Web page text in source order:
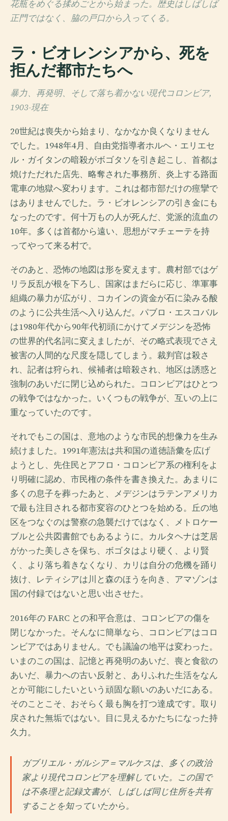
花瓶をめぐる揉めごとから始まった。歴史はしばしば
正門ではなく、脇の戸口から入ってくる。
ラ・ビオレンシアから、死を
拒んだ都市たちへ
暴力、再発明、そして落ち着かない現代コロンビア,
1903-現在
20世紀は喪失から始まり、なかなか良くなりません
でした。1948年4月、自由党指導者ホルヘ・エリエセ
ル・ガイタンの暗殺がボゴタソを引き起こし、首都は
焼けただれた店先、略奪された事務所、炎上する路面
電車の地獄へ変わります。これは都市部だけの痙攣で
はありませんでした。ラ・ビオレンシアの引き金にも
なったのです。何十万もの人が死んだ、党派的流血の
10年。多くは首都から遠い、思想がマチェーテを持
ってやって来る村で。
そのあと、恐怖の地図は形を変えます。農村部ではゲ
リラ反乱が根を下ろし、国家はまだらに応じ、準軍事
組織の暴力が広がり、コカインの資金が石に染みる酸
のように公共生活へ入り込んだ。パブロ・エスコバル
は1980年代から90年代初頭にかけてメデジンを恐怖
の世界的代名詞に変えましたが、その略式表現でさえ
被害の人間的な尺度を隠してしまう。裁判官は殺さ
れ、記者は狩られ、候補者は暗殺され、地区は誘惑と
強制のあいだに閉じ込められた。コロンビアはひとつ
の戦争ではなかった。いくつもの戦争が、互いの上に
重なっていたのです。
それでもこの国は、意地のような市民的想像力を生み
続けました。1991年憲法は共和国の道徳語彙を広げ
ようとし、先住民とアフロ・コロンビア系の権利をよ
り明確に認め、市民権の条件を書き換えた。あまりに
多くの息子を葬ったあと、メデジンはラテンアメリカ
で最も注目される都市変容のひとつを始める。丘の地
区をつなぐのは警察の急襲だけではなく、メトロケー
ブルと公共図書館でもあるように。カルタヘナは芝居
がかった美しさを保ち、ボゴタはより硬く、より賢
く、より落ち着きなくなり、カリは自分の危機を踊り
抜け、レティシアは川と森のほうを向き、アマゾンは
国の付録ではないと思い出させた。
2016年の FARC との和平合意は、コロンビアの傷を
閉じなかった。そんなに簡単なら、コロンビアはコロ
ンビアではありません。でも議論の地平は変わった。
いまのこの国は、記憶と再発明のあいだ、喪と食欲の
あいだ、暴力への古い反射と、ありふれた生活をなん
とか可能にしたいという頑固な願いのあいだにある。
そのことこそ、おそらく最も胸を打つ達成です。取り
戻された無垢ではない。目に見えるかたちになった持
久力。
ガブリエル・ガルシア＝マルケスは、多くの政治
家より現代コロンビアを理解していた。この国で
は不条理と記録文書が、しばしば同じ住所を共有
することを知っていたから。